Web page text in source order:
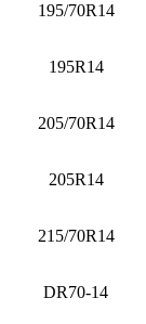
195/70R14
195R14
205/70R14
205R14
215/70R14
DR70-14